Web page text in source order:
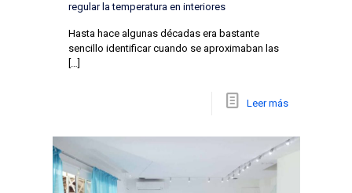
regular la temperatura en interiores
Hasta hace algunas décadas era bastante
sencillo identificar cuando se aproximaban las
[…]
Leer más